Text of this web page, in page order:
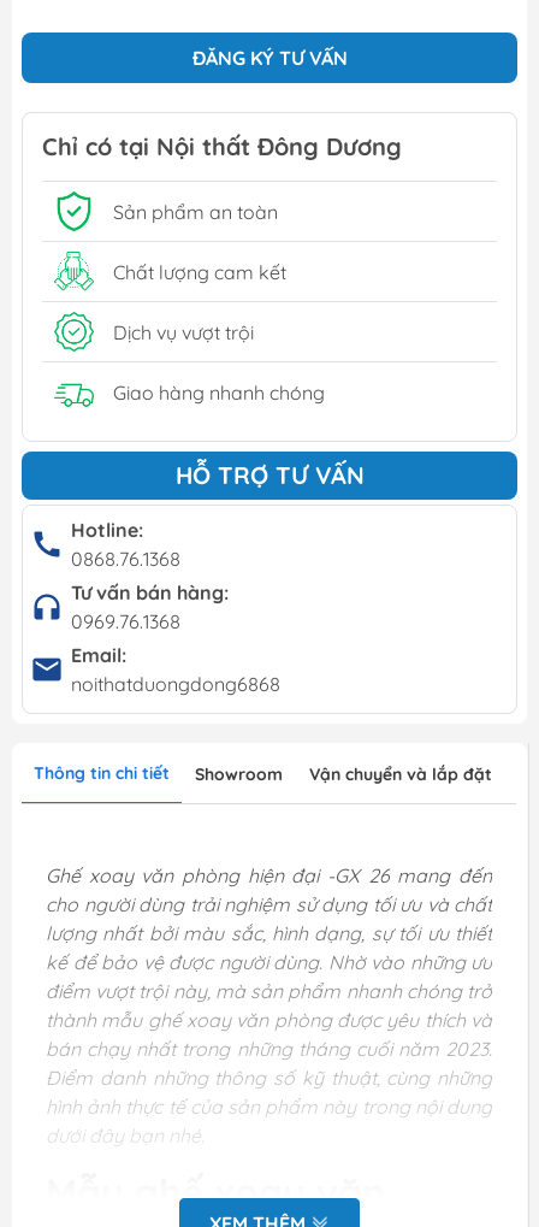
ĐĂNG KÝ TƯ VẤN
Chỉ có tại Nội thất Đông Dương
Sản phẩm an toàn
Chất lượng cam kết
Dịch vụ vượt trội
Giao hàng nhanh chóng
HỖ TRỢ TƯ VẤN
Hotline:
0868.76.1368
Tư vấn bán hàng:
0969.76.1368
Email:
noithatduongdong6868
Thông tin chi tiết Showroom Vận chuyển và lắp đặt
Ghế xoay văn phòng hiện đại -GX 26 mang đến
cho người dùng trải nghiệm sử dụng tối ưu và chất
lượng nhất bởi màu sắc, hình dạng, sự tối ưu thiết
kế để bảo vệ được người dùng. Nhờ vào những ưu
điểm vượt trội này, mà sản phẩm nhanh chóng trở
thành mẫu ghế xoay văn phòng được yêu thích và
bán chạy nhất trong những tháng cuối năm 2023.
Điểm danh những thông số kỹ thuật, cùng những
hình ảnh thực tế của sản phẩm này trong nội dung
dưới đây bạn nhé.
Mẫu ghế xoay văn